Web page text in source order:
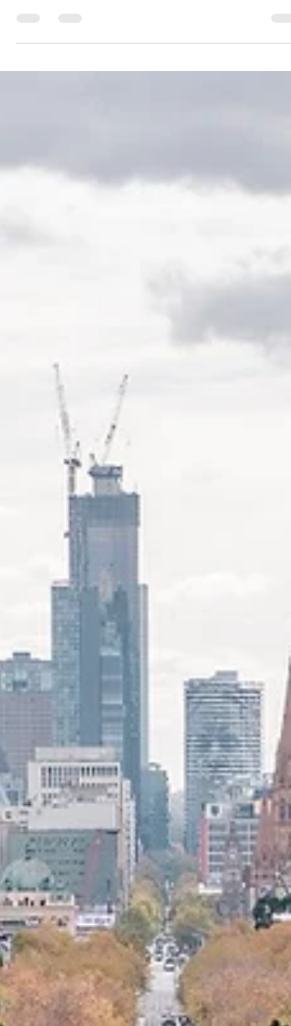
aqui na Austrália pode até ser um pouco